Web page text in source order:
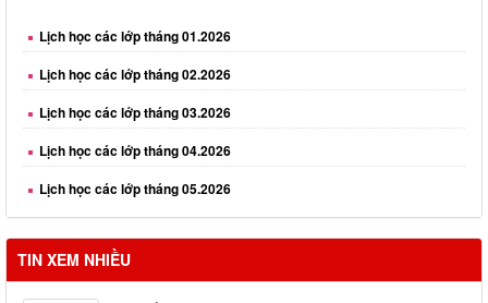
Lịch học các lớp tháng 02.2026
Lịch học các lớp tháng 03.2026
Lịch học các lớp tháng 04.2026
Lịch học các lớp tháng 05.2026
Lịch học các lớp tháng 08.2026
TIN XEM NHIỀU